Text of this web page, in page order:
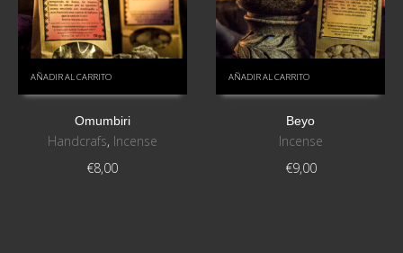
AÑADIR AL CARRITO
Omumbiri
Handcrafs, Incense
€8,00
AÑADIR AL CARRITO
Beyo
Incense
€9,00